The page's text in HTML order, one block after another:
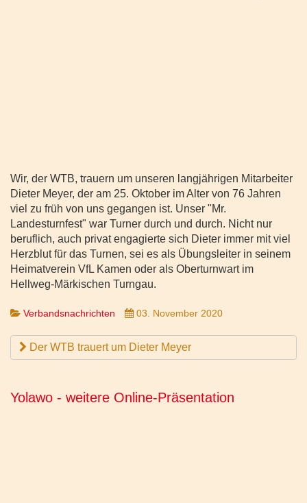
Wir, der WTB, trauern um unseren langjährigen Mitarbeiter
Dieter Meyer, der am 25. Oktober im Alter von 76 Jahren
viel zu früh von uns gegangen ist. Unser "Mr.
Landesturnfest" war Turner durch und durch. Nicht nur
beruflich, auch privat engagierte sich Dieter immer mit viel
Herzblut für das Turnen, sei es als Übungsleiter in seinem
Heimatverein VfL Kamen oder als Oberturnwart im
Hellweg-Märkischen Turngau.
Verbandsnachrichten 03. November 2020
Der WTB trauert um Dieter Meyer
Yolawo - weitere Online-Präsentation